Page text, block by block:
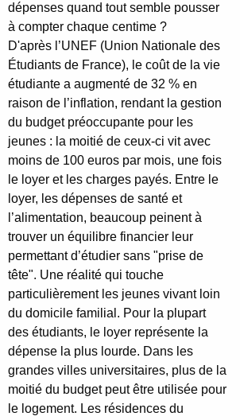
dépenses quand tout semble pousser
à compter chaque centime ?
D'après l’UNEF (Union Nationale des
Étudiants de France), le coût de la vie
étudiante a augmenté de 32 % en
raison de l’inflation, rendant la gestion
du budget préoccupante pour les
jeunes : la moitié de ceux-ci vit avec
moins de 100 euros par mois, une fois
le loyer et les charges payés. Entre le
loyer, les dépenses de santé et
l’alimentation, beaucoup peinent à
trouver un équilibre financier leur
permettant d’étudier sans "prise de
tête". Une réalité qui touche
particulièrement les jeunes vivant loin
du domicile familial. Pour la plupart
des étudiants, le loyer représente la
dépense la plus lourde. Dans les
grandes villes universitaires, plus de la
moitié du budget peut être utilisée pour
le logement. Les résidences du